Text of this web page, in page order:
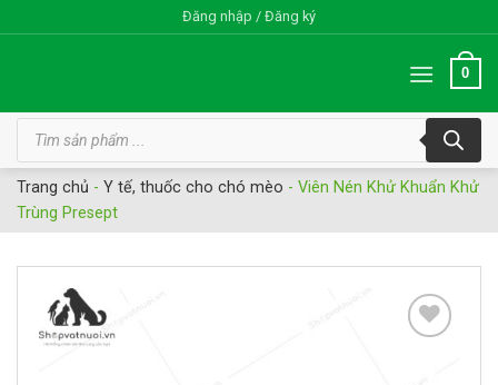
qua
Đăng nhập / Đăng ký
0
Tìm
kiếm
phẩm
Trang chủ - Y tế, thuốc cho chó mèo - Viên Nén Khử Khuẩn Khử
Trùng Presept